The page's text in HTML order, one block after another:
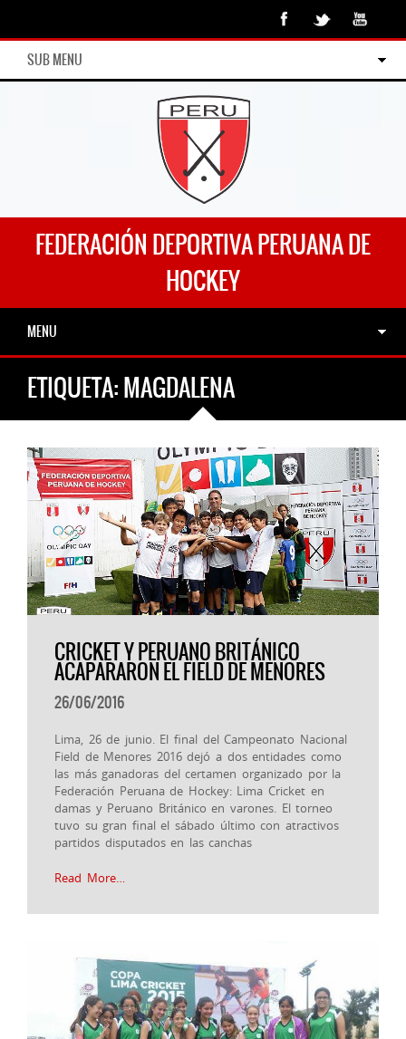
SUB MENU
FEDERACIÓN DEPORTIVA PERUANA DE
HOCKEY
MENU
ETIQUETA:MAGDALENA
CRICKET Y PERUANO BRITÁNICO
ACAPARARON EL FIELD DE MENORES
26/06/2016
Lima, 26 de junio. El final del Campeonato Nacional
Field de Menores 2016 dejó a dos entidades como
las más ganadoras del certamen organizado por la
Federación Peruana de Hockey: Lima Cricket en
damas y Peruano Británico en varones. El torneo
tuvo su gran final el sábado último con atractivos
partidos disputados en las canchas
Read More…